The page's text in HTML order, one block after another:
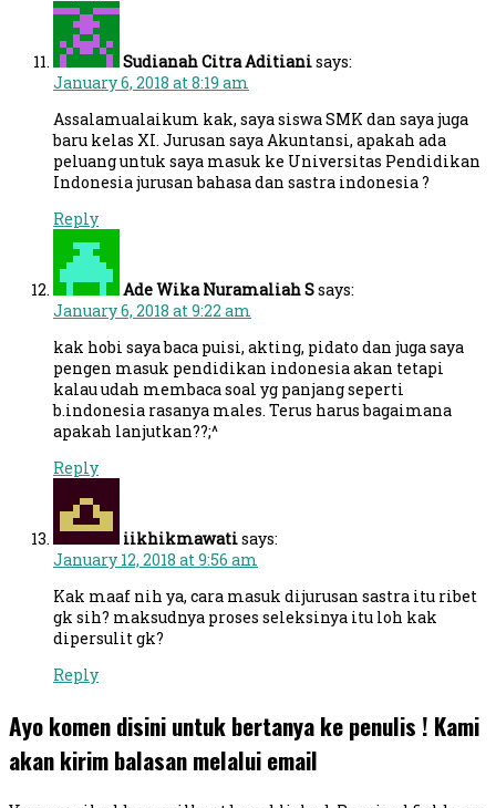
Sudianah Citra Aditianisays:
January 6, 2018 at 8:19 am
Assalamualaikum kak, saya siswa SMK dan saya juga
baru kelas XI. Jurusan saya Akuntansi, apakah ada
peluang untuk saya masuk ke Universitas Pendidikan
Indonesia jurusan bahasa dan sastra indonesia ?
Reply
Ade Wika Nuramaliah Ssays:
January 6, 2018 at 9:22 am
kak hobi saya baca puisi, akting, pidato dan juga saya
pengen masuk pendidikan indonesia akan tetapi
kalau udah membaca soal yg panjang seperti
b.indonesia rasanya males. Terus harus bagaimana
apakah lanjutkan??;^
Reply
iikhikmawatisays:
January 12, 2018 at 9:56 am
Kak maaf nih ya, cara masuk dijurusan sastra itu ribet
gk sih? maksudnya proses seleksinya itu loh kak
dipersulit gk?
Reply
Ayo komen disini untuk bertanya ke penulis ! Kami
akan kirim balasan melalui email